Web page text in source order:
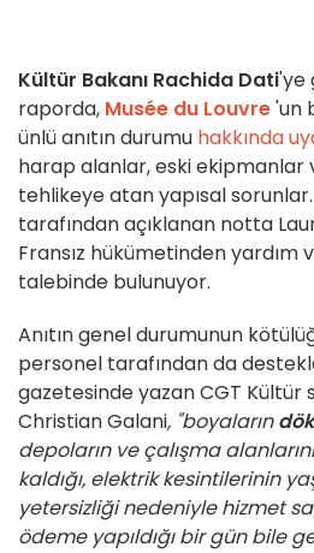
Kültür Bakanı Rachida Dati'ye
raporda, Musée du Louvre'un
ünlü anıtın durumu hakkında
harap alanlar, eski ekipmanlar
tehlikeye atan yapısal
tarafından açıklanan notta
Fransız hükümetinden yardım
talebinde bulunuyor.
Anıtın genel durumunun
personel tarafından da
gazetesinde yazan CGT Kültür
Christian Galani, "boyaların
depoların ve çalışma
kaldığı, elektrik kesintilerinin
yetersizliği nedeniyle hizmet
ödeme yapıldığı bir gün bile